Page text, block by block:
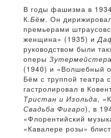
В годы фашизма в
К.Бём. Он
премьерами
женщина» (1935) и
руководством были
оперы Зутермейстера
(1940) и «Волшебный
Бём с труппой театра
гастролировал в
Тристан и Изольда,
Свадьба Фигаро), в
«Флорентийский
«Кавалере розы»